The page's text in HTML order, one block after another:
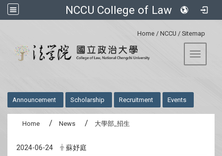
NCCU College of Law
Home / NCCU / Sitemap
Toggle
Announcement Scholarship Recruitment Events
Home News 大學部_招生
2024-06-24 蘇妤庭